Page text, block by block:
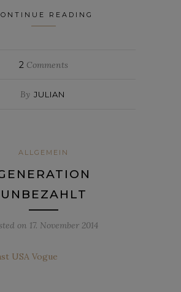
READING
2 Comments
By JULIAN
ALLGEMEIN
UNBEZAHLT
on 17. November 2014